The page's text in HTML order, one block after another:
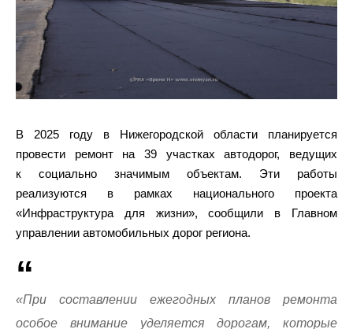
В 2025 году в Нижегородской области планируется
провести ремонт на 39 участках автодорог, ведущих
к социально значимым объектам. Эти работы
реализуются в рамках национального проекта
«Инфраструктура для жизни», сообщили в Главном
управлении автомобильных дорог региона.
«При составлении ежегодных планов ремонта
особое внимание уделяется дорогам, которые